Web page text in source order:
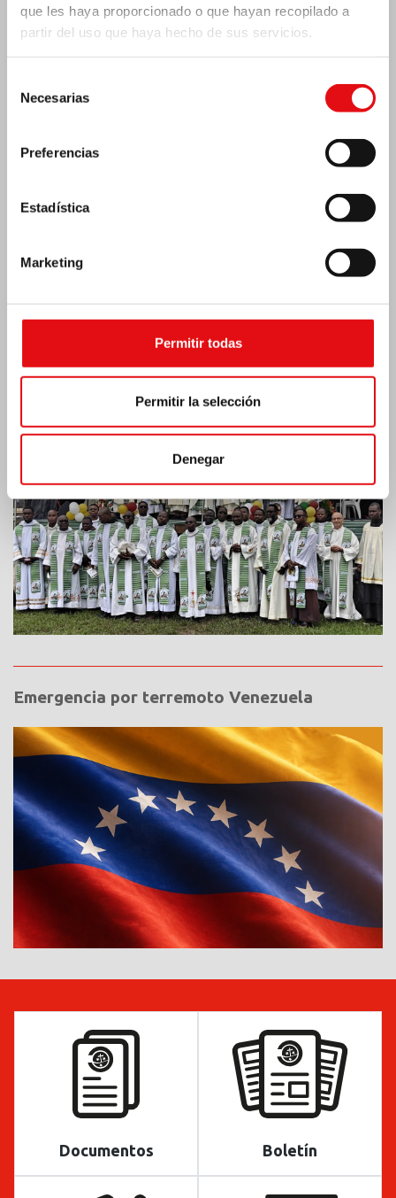
que les haya proporcionado o que hayan recopilado a
partir del uso que haya hecho de sus servicios.
Necesarias
Preferencias
Estadística
Marketing
Permitir todas
Permitir la selección
Denegar
India: Bendición e inauguración del «Lumen
Costa de Marfil: Doble jubileo de plata
Emergencia por terremoto Venezuela
Documentos Boletín